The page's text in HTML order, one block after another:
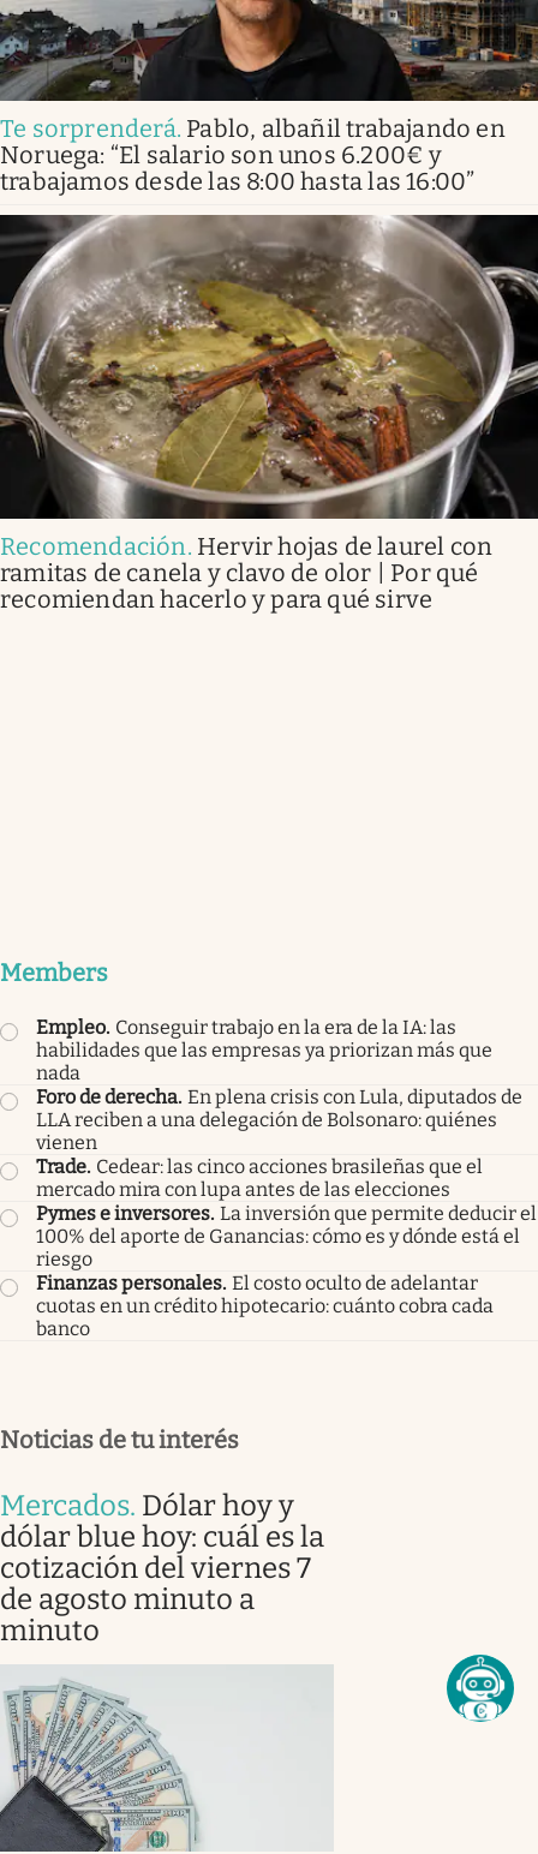
Te sorprenderá. Pablo, albañil trabajando en
Noruega: “El salario son unos 6.200€ y
trabajamos desde las 8:00 hasta las 16:00”
Recomendación. Hervir hojas de laurel con
ramitas de canela y clavo de olor | Por qué
recomiendan hacerlo y para qué sirve
Members
Empleo. Conseguir trabajo en la era de la IA: las
habilidades que las empresas ya priorizan más que
nada
Foro de derecha. En plena crisis con Lula, diputados de
LLA reciben a una delegación de Bolsonaro: quiénes
vienen
Trade. Cedear: las cinco acciones brasileñas que el
mercado mira con lupa antes de las elecciones
Pymes e inversores. La inversión que permite deducir el
100% del aporte de Ganancias: cómo es y dónde está el
riesgo
Finanzas personales. El costo oculto de adelantar
cuotas en un crédito hipotecario: cuánto cobra cada
banco
Noticias de tu interés
Mercados. Dólar hoy y
dólar blue hoy: cuál es la
cotización del viernes 7
de agosto minuto a
minuto